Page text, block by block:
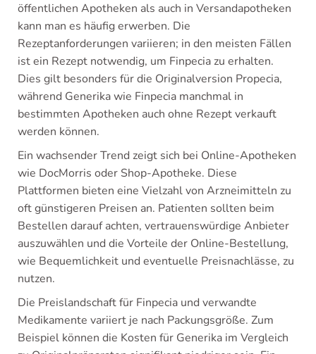
öffentlichen Apotheken als auch in Versandapotheken
kann man es häufig erwerben. Die
Rezeptanforderungen variieren; in den meisten Fällen
ist ein Rezept notwendig, um Finpecia zu erhalten.
Dies gilt besonders für die Originalversion Propecia,
während Generika wie Finpecia manchmal in
bestimmten Apotheken auch ohne Rezept verkauft
werden können.
Ein wachsender Trend zeigt sich bei Online-Apotheken
wie DocMorris oder Shop-Apotheke. Diese
Plattformen bieten eine Vielzahl von Arzneimitteln zu
oft günstigeren Preisen an. Patienten sollten beim
Bestellen darauf achten, vertrauenswürdige Anbieter
auszuwählen und die Vorteile der Online-Bestellung,
wie Bequemlichkeit und eventuelle Preisnachlässe, zu
nutzen.
Die Preislandschaft für Finpecia und verwandte
Medikamente variiert je nach Packungsgröße. Zum
Beispiel können die Kosten für Generika im Vergleich